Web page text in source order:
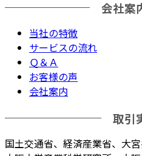
会社案
当社の特徴
サービスの流れ
Ｑ＆Ａ
お客様の声
会社案内
取引
国土交通省、経済産業省、大